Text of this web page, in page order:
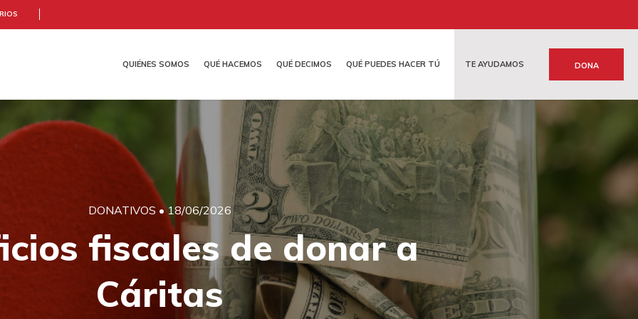
QUIÉNES SOMOS
DÓNDE ESTAMOS CÓMO NOS FINANCIAMOS TRANSPARENCIA
QUÉ HACEMOS
SENSIBILIZACIÓN COOPERACIÓN INTERNACIONAL
QUÉ DECIMOS QUÉ PUEDES HACER TÚ
ENTIDADES SOLIDARIAS HERENCIAS Y LEGADOS OTRAS FORMAS DE COLABORAR
TE AYUDAMOS DONA
DONATIVOS •18/06/2026
fiscales de donar a
Cáritas